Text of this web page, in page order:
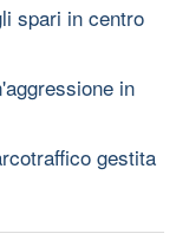
spari in centro
in
gestita